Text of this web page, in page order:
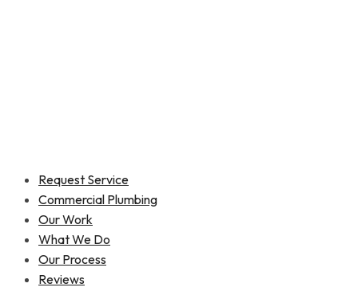
Request Service
Commercial Plumbing
Our Work
What We Do
Our Process
Reviews